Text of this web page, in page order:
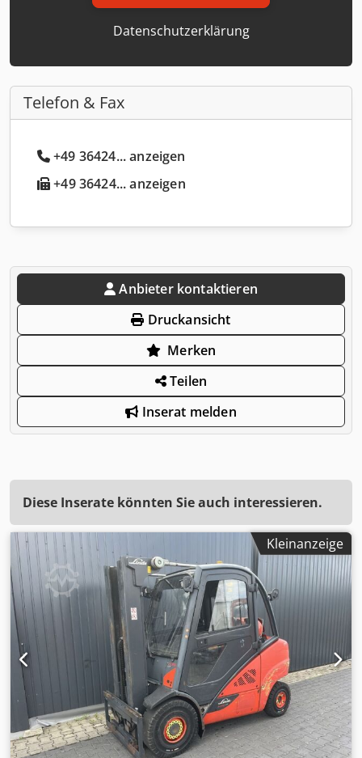
Datenschutzerklärung
Telefon & Fax
+49 36424... anzeigen
+49 36424... anzeigen
Anbieter kontaktieren
Druckansicht
Merken
Teilen
Inserat melden
Diese Inserate könnten Sie auch interessieren.
Kleinanzeige